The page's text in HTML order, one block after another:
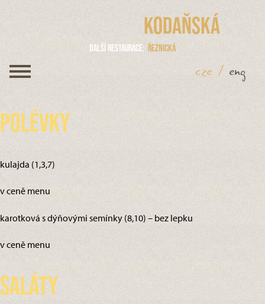
Kodaňská
Další restaurace Řeznická
cze / eng
Polévky
kulajda (1,3,7)
v ceně menu
karotková s dýňovými semínky (8,10) – bez lepku
v ceně menu
Saláty